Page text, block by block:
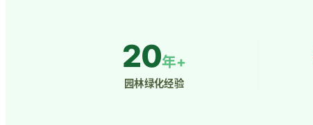
20年+
园林绿化经验